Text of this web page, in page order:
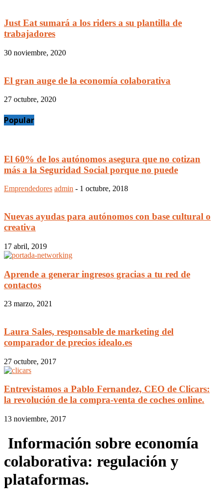
Just Eat sumará a los riders a su plantilla de
trabajadores
30 noviembre, 2020
El gran auge de la economía colaborativa
27 octubre, 2020
Popular
El 60% de los autónomos asegura que no cotizan
más a la Seguridad Social porque no puede
Emprendedores admin - 1 octubre, 2018
Nuevas ayudas para autónomos con base cultural o
creativa
17 abril, 2019
Aprende a generar ingresos gracias a tu red de
contactos
23 marzo, 2021
Laura Sales, responsable de marketing del
comparador de precios idealo.es
27 octubre, 2017
Entrevistamos a Pablo Fernandez, CEO de Clicars:
la revolución de la compra-venta de coches online.
13 noviembre, 2017
Información sobre economía
colaborativa: regulación y
plataformas.